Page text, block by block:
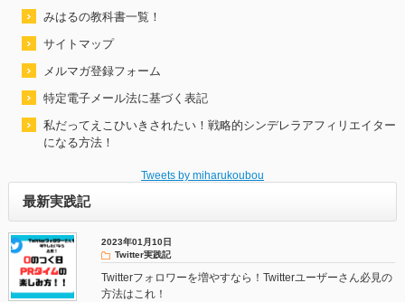
みはるの教科書一覧！
サイトマップ
メルマガ登録フォーム
特定電子メール法に基づく表記
私だってえこひいきされたい！戦略的シンデレラアフィリエイター
になる方法！
Tweets by miharukoubou
最新実践記
2023年01月10日
Twitter実践記
Twitterフォロワーを増やすなら！Twitterユーザーさん必見の
方法はこれ！